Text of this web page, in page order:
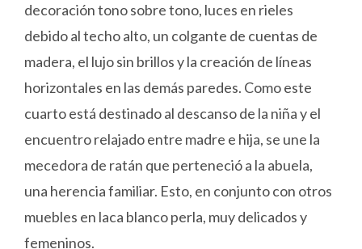
decoración tono sobre tono, luces en rieles
debido al techo alto, un colgante de cuentas de
madera, el lujo sin brillos y la creación de líneas
horizontales en las demás paredes. Como este
cuarto está destinado al descanso de la niña y el
encuentro relajado entre madre e hija, se une la
mecedora de ratán que perteneció a la abuela,
una herencia familiar. Esto, en conjunto con otros
muebles en laca blanco perla, muy delicados y
femeninos.